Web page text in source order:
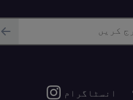
کریں
انسٹاگرام